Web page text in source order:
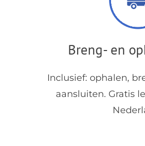
Breng- en
Inclusief: ophalen,
aansluiten. Gratis